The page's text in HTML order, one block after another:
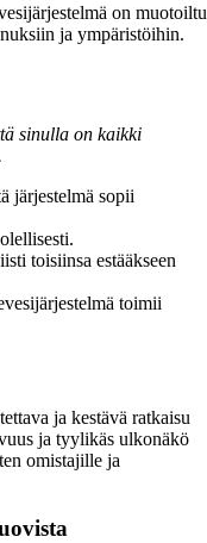
on muotoiltu
ja ympäristöihin.
sinulla on kaikki
järjestelmä sopii
toisiinsa estääkseen
toimii
ja kestävä ratkaisu
ja tyylikäs ulkonäkö
omistajille ja